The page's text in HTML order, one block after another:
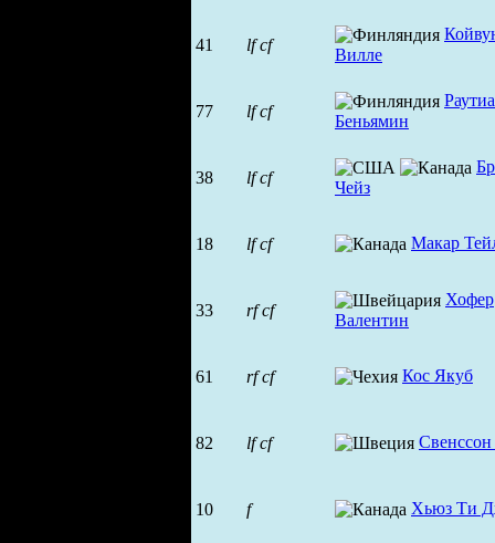
41 lf cf
Вилле
77 lf cf
Беньямин
38 lf cf
Чейз
18 lf cf Макар
33 rf cf
Хофер
Валентин
61 rf cf Кос Якуб
82 lf cf
10 f Хьюз Ти